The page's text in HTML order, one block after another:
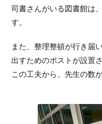
司書さんがいる図書館は
す。
また、整理整頓が行き届
出すためのポストが設置
この工夫から、先生の数